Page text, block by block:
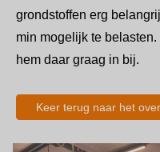
grondstoffen erg
min mogelijk te
hem daar graag in bij.
Keer terug naar het